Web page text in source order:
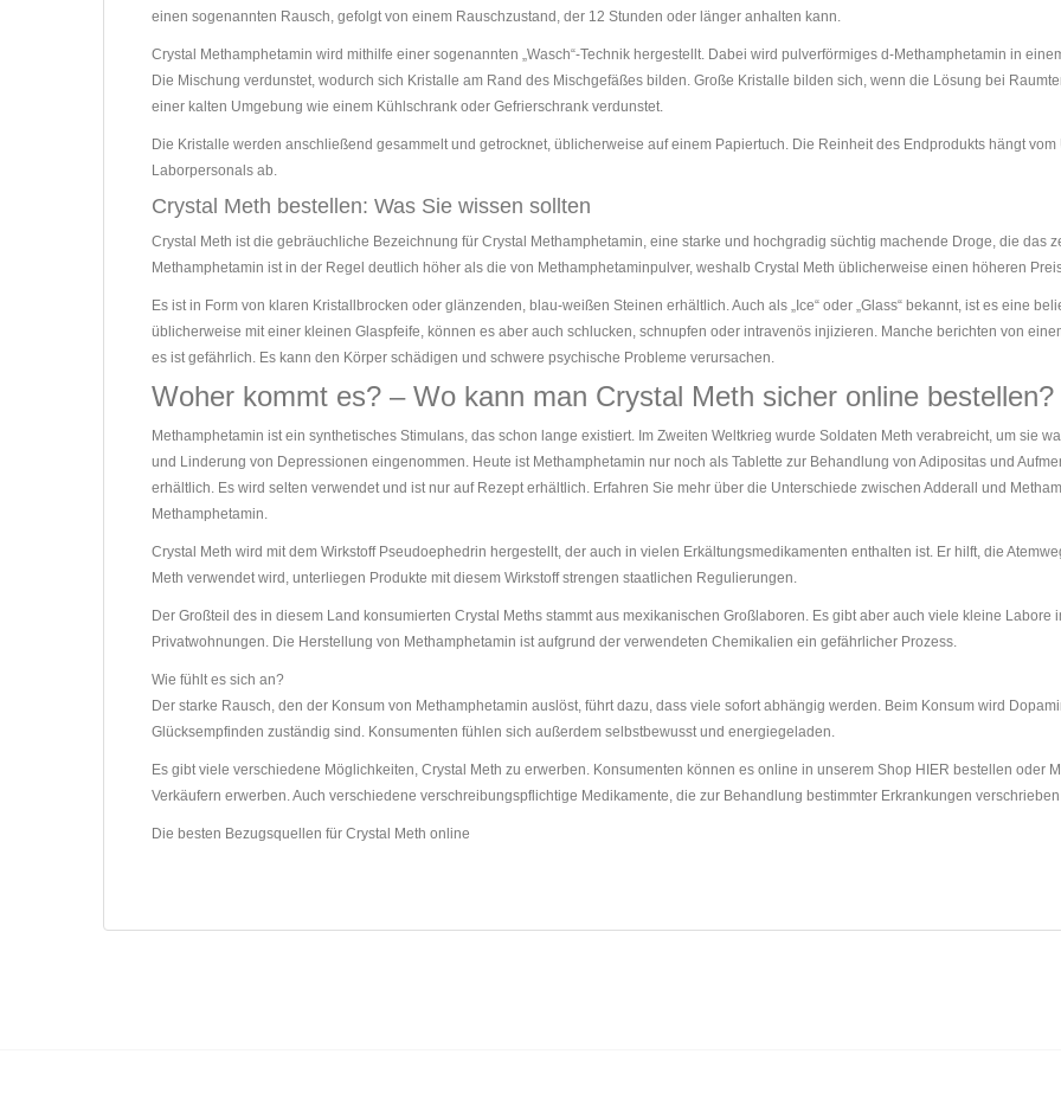
einen sogenannten Rausch, gefolgt von einem Rauschzustand, der 12 Stunden oder länger anhalten kann.
Crystal Methamphetamin wird mithilfe einer sogenannten „Wasch“-Technik hergestellt. Dabei wird pulverförmiges d-Methamphetamin in
Die Mischung verdunstet, wodurch sich Kristalle am Rand des Mischgefäßes bilden. Große Kristalle bilden sich, wenn die Lösung bei
einer kalten Umgebung wie einem Kühlschrank oder Gefrierschrank verdunstet.
Die Kristalle werden anschließend gesammelt und getrocknet, üblicherweise auf einem Papiertuch. Die Reinheit des Endprodukts hängt
Laborpersonals ab.
Crystal Meth bestellen: Was Sie wissen sollten
Crystal Meth ist die gebräuchliche Bezeichnung für Crystal Methamphetamin, eine starke und hochgradig süchtig machende Droge, die das
Methamphetamin ist in der Regel deutlich höher als die von Methamphetaminpulver, weshalb Crystal Meth üblicherweise einen höheren
Es ist in Form von klaren Kristallbrocken oder glänzenden, blau-weißen Steinen erhältlich. Auch als „Ice“ oder „Glass“ bekannt, ist es eine
üblicherweise mit einer kleinen Glaspfeife, können es aber auch schlucken, schnupfen oder intravenös injizieren. Manche berichten von
es ist gefährlich. Es kann den Körper schädigen und schwere psychische Probleme verursachen.
Woher kommt es? – Wo kann man Crystal Meth sicher online bestellen?
Methamphetamin ist ein synthetisches Stimulans, das schon lange existiert. Im Zweiten Weltkrieg wurde Soldaten Meth verabreicht, um sie
und Linderung von Depressionen eingenommen. Heute ist Methamphetamin nur noch als Tablette zur Behandlung von Adipositas und
erhältlich. Es wird selten verwendet und ist nur auf Rezept erhältlich. Erfahren Sie mehr über die Unterschiede zwischen Adderall und
Methamphetamin.
Crystal Meth wird mit dem Wirkstoff Pseudoephedrin hergestellt, der auch in vielen Erkältungsmedikamenten enthalten ist. Er hilft, die
Meth verwendet wird, unterliegen Produkte mit diesem Wirkstoff strengen staatlichen Regulierungen.
Der Großteil des in diesem Land konsumierten Crystal Meths stammt aus mexikanischen Großlaboren. Es gibt aber auch viele kleine Labore
Privatwohnungen. Die Herstellung von Methamphetamin ist aufgrund der verwendeten Chemikalien ein gefährlicher Prozess.
Wie fühlt es sich an?
Der starke Rausch, den der Konsum von Methamphetamin auslöst, führt dazu, dass viele sofort abhängig werden. Beim Konsum wird
Glücksempfinden zuständig sind. Konsumenten fühlen sich außerdem selbstbewusst und energiegeladen.
Es gibt viele verschiedene Möglichkeiten, Crystal Meth zu erwerben. Konsumenten können es online in unserem Shop HIER bestellen oder
Verkäufern erwerben. Auch verschiedene verschreibungspflichtige Medikamente, die zur Behandlung bestimmter Erkrankungen
Die besten Bezugsquellen für Crystal Meth online